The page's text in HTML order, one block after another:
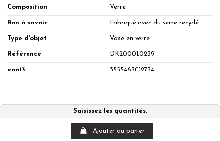
Composition Verre
Bon à savoir Fabriqué avec du verre recyclé
Type d'objet Vase en verre
Référence DK20001.0239
ean13 3555463012734
Saisissez les quantités.
Ajouter au panier